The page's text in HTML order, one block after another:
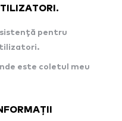
pentru
este coletul meu